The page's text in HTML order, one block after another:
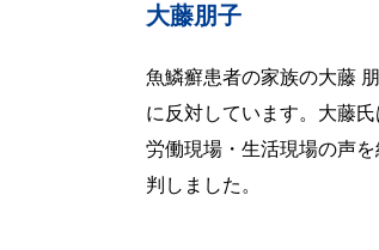
大藤朋子
魚鱗癬患者の家族の大藤
に反対しています。大藤
労働現場・生活現場の声
判しました。